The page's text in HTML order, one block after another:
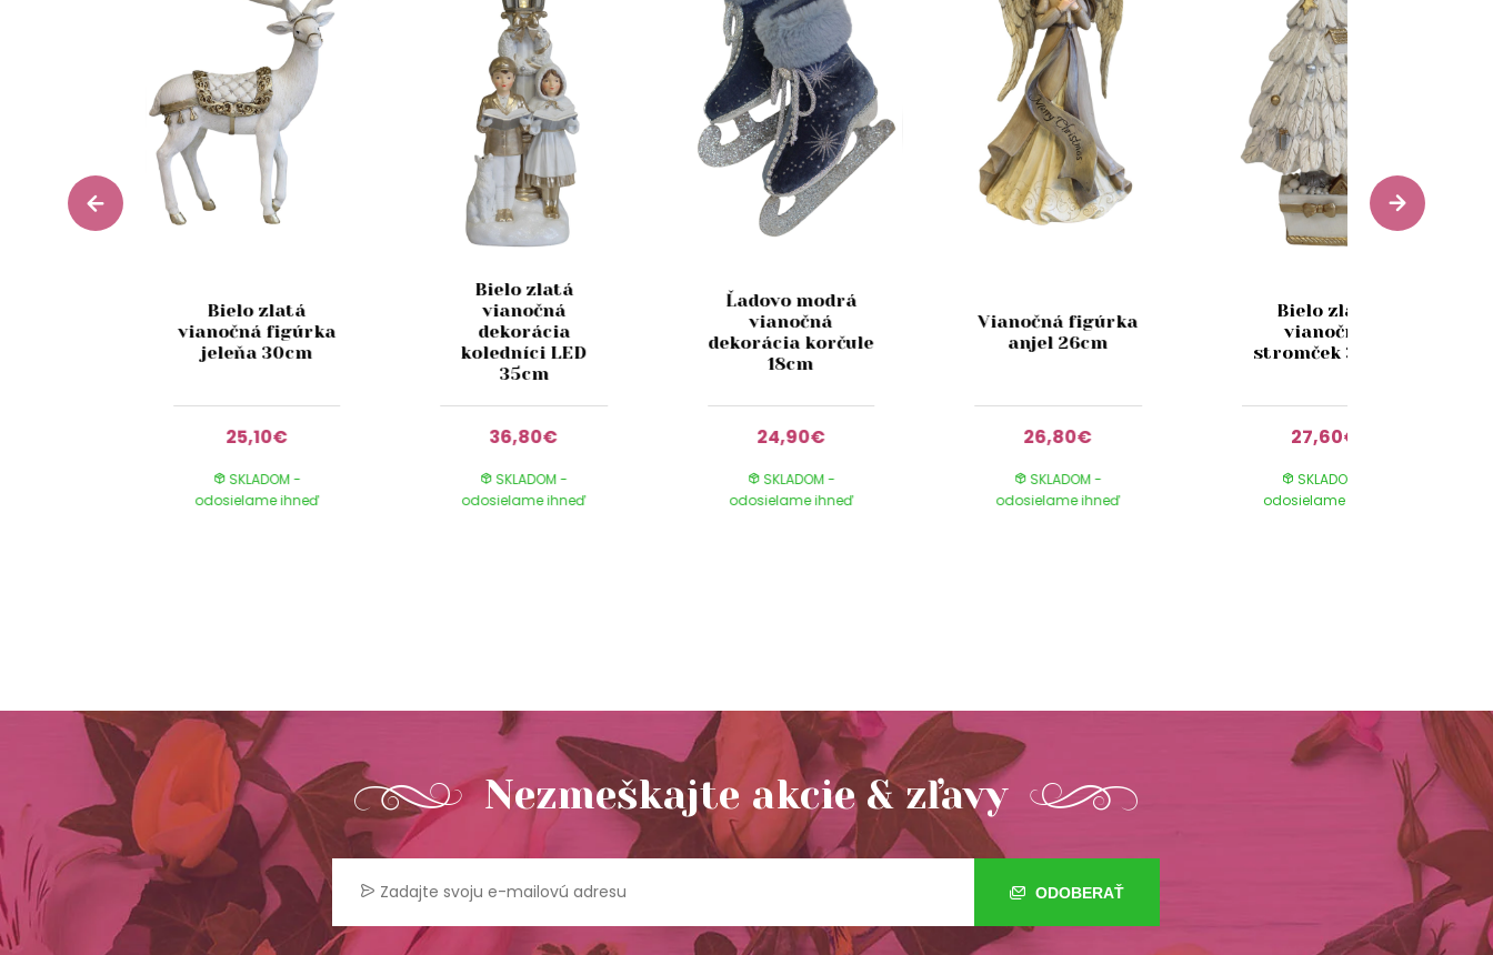
Bielo zlatá
vianočná figúrka
jeleňa 30cm
25,10€
SKLADOM -
odosielame ihneď
Bielo zlatá
vianočná
dekorácia
koledníci LED
35cm
36,80€
SKLADOM -
odosielame ihneď
Ľadovo modrá
vianočná
dekorácia korčule
18cm
24,90€
SKLADOM -
odosielame ihneď
Vianočná figúrka
anjel 26cm
26,80€
SKLADOM -
odosielame ihneď
Bielo zlatý
vianočný
stromček 30cm
27,60€
SKLADOM -
odosielame ihneď
Nezmeškajte akcie & zľavy
ODOBERAŤ